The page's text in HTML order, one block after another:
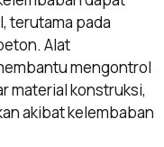
terutama pada
Alat
mengontrol
material konstruksi,
akibat kelembaban